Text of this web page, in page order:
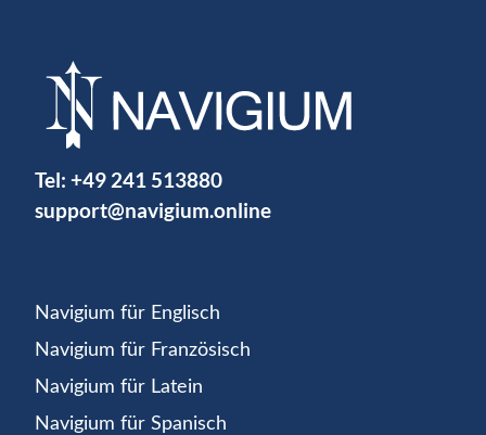
Tel: +49 241 513880
support@navigium.online
Navigium für Englisch
Navigium für Französisch
Navigium für Latein
Navigium für Spanisch